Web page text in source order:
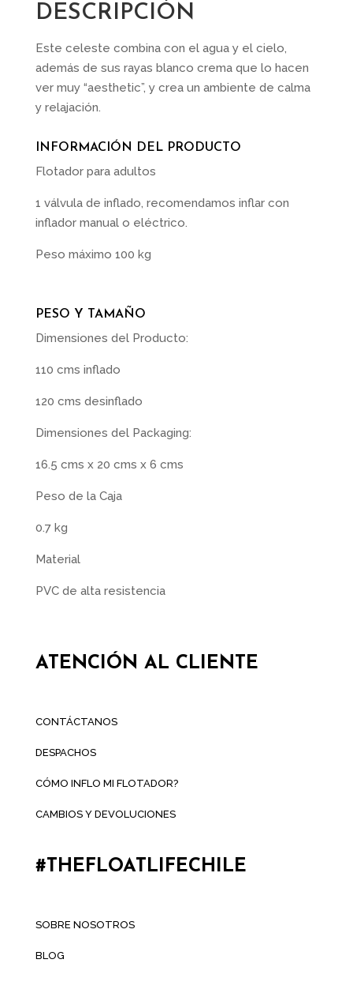
DESCRIPCIÓN
Este celeste combina con el agua y el cielo,
además de sus rayas blanco crema que lo hacen
ver muy “aesthetic”, y crea un ambiente de calma
y relajación.
INFORMACIÓN DEL PRODUCTO
Flotador para adultos
1 válvula de inflado, recomendamos inflar con
inflador manual o eléctrico.
Peso máximo 100 kg
PESO Y TAMAÑO
Dimensiones del Producto:
110 cms inflado
120 cms desinflado
Dimensiones del Packaging:
16.5 cms x 20 cms x 6 cms
Peso de la Caja
0.7 kg
Material
PVC de alta resistencia
ATENCIÓN AL CLIENTE
CONTÁCTANOS
DESPACHOS
CÓMO INFLO MI FLOTADOR?
CAMBIOS Y DEVOLUCIONES
#THEFLOATLIFECHILE
SOBRE NOSOTROS
BLOG